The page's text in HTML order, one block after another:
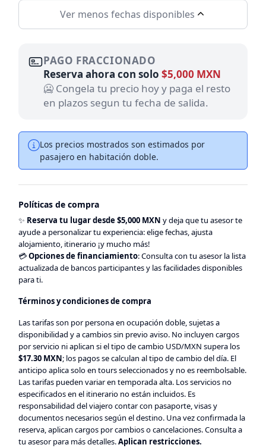
Ver menos fechas disponibles
PAGO FRACCIONADO
Reserva ahora con solo $5,000 MXN
🥶 Congela tu precio hoy y paga el resto
en plazos segun tu fecha de salida.
Los precios mostrados son estimados por
pasajero en habitación doble.
Políticas de compra
✨ Reserva tu lugar desde $5,000 MXN y deja que tu asesor te
ayude a personalizar tu experiencia: elige fechas, ajusta
alojamiento, itinerario ¡y mucho más!
💳Opciones de financiamiento: Consulta con tu asesor la lista
actualizada de bancos participantes y las facilidades disponibles
para ti.
Términos y condiciones de compra
Las tarifas son por persona en ocupación doble, sujetas a
disponibilidad y a cambios sin previo aviso. No incluyen cargos
por servicio ni aplican si el tipo de cambio USD/MXN supera los
$17.30 MXN; los pagos se calculan al tipo de cambio del día. El
anticipo aplica solo en tours seleccionados y no es reembolsable.
Las tarifas pueden variar en temporada alta. Los servicios no
especificados en el itinerario no están incluidos. Es
responsabilidad del viajero contar con pasaporte, visas y
documentos necesarios según el destino. Una vez confirmada la
reserva, aplican cargos por cambios o cancelaciones. Consulta a
tu asesor para más detalles.Aplican restricciones.